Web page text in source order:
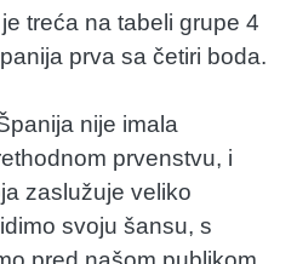
treća na tabeli grupe 4
prva sa četiri boda.
nije imala
prvenstvu, i
zaslužuje veliko
svoju šansu, s